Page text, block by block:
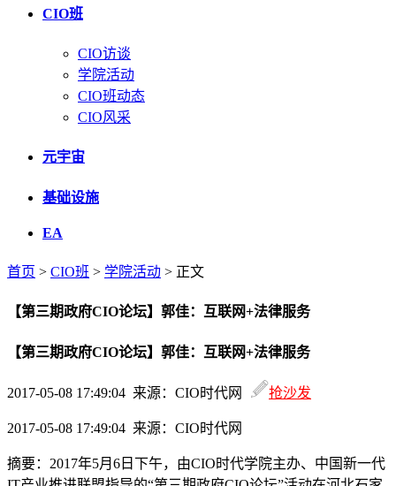
CIO班
CIO访谈
学院活动
CIO班动态
CIO风采
元宇宙
基础设施
EA
首页 > CIO班 > 学院活动 > 正文
【第三期政府CIO论坛】郭佳：互联网+法律服务
【第三期政府CIO论坛】郭佳：互联网+法律服务
2017-05-08 17:49:04 来源：CIO时代网 抢沙发
2017-05-08 17:49:04 来源：CIO时代网
摘要： 2017年5月6日下午，由CIO时代学院主办、中国新一代